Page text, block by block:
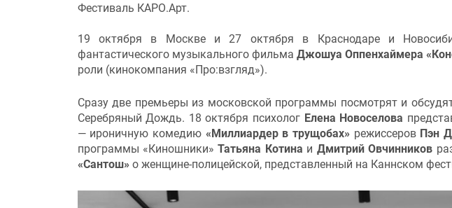
Фестиваль КАРО.Арт.
19 октября в Москве и 27 октября в Краснодаре и
фантастического музыкального фильма Джошуа Оппенхаймера
роли (кинокомпания «Про:взгляд»).
Сразу две премьеры из московской программы посмотрят и
Серебряный Дождь. 18 октября психолог Елена Новоселова
— ироничную комедию«Миллиардер в трущобах» режиссеров Пэн
программы «Киношники»Татьяна Котина и Дмитрий Овчинников
«Сантош» о женщине-полицейской, представленный на Каннском